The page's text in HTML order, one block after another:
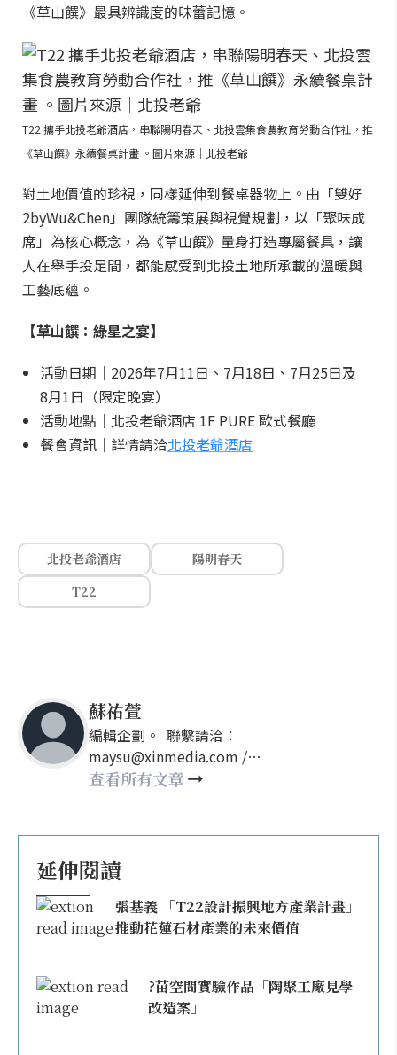
《草山饌》最具辨識度的味蕾記憶。
T22 攜手北投老爺酒店，串聯陽明春天、北投雲集食農教育勞動合作社，推
《草山饌》永續餐桌計畫 。圖片來源｜北投老爺
對土地價值的珍視，同樣延伸到餐桌器物上。由「雙好
2byWu&Chen」團隊統籌策展與視覺規劃，以「聚味成
席」為核心概念，為《草山饌》量身打造專屬餐具，讓
人在舉手投足間，都能感受到北投土地所承載的溫暖與
工藝底蘊。
【草山饌：綠星之宴】
活動日期｜2026年7月11日、7月18日、7月25日及
8月1日（限定晚宴）
活動地點｜北投老爺酒店 1F PURE 歐式餐廳
餐會資訊｜詳情請洽北投老爺酒店
北投老爺酒店
陽明春天
T22
蘇祐萱
編輯企劃。 聯繫請洽：
maysu@xinmedia.com /
may860527@gmail.com
查看所有文章
延伸閱讀
張基義 「T22設計振興地方產業計畫」
推動花蓮石材產業的未來價值
?苗空間實驗作品「陶聚工廠見學
改造案」